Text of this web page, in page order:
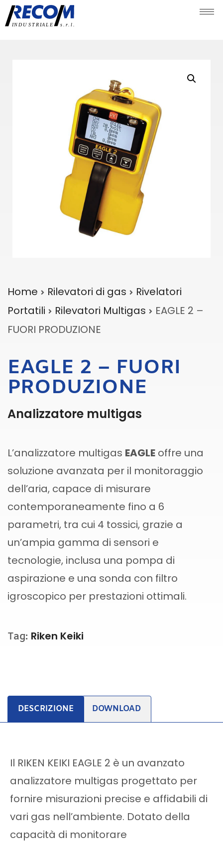
Home Rilevatori di gas
Rivelatori
Portatili
Rilevatori Multigas
EAGLE 2 –
FUORI PRODUZIONE
EAGLE 2 – FUORI
PRODUZIONE
Analizzatore multigas
L’analizzatore multigas EAGLE offre una
soluzione avanzata per il monitoraggio
dell’aria, capace di misurare
contemporaneamente fino a 6
parametri, tra cui 4 tossici, grazie a
un’ampia gamma di sensori e
tecnologie, inclusa una pompa di
aspirazione e una sonda con filtro
igroscopico per prestazioni ottimali.
Tag: Riken Keiki
DESCRIZIONE DOWNLOAD
Il RIKEN KEIKI EAGLE 2 è un avanzato
analizzatore multigas progettato per
fornire misurazioni precise e affidabili di
vari gas nell’ambiente. Dotato della
capacità di monitorare